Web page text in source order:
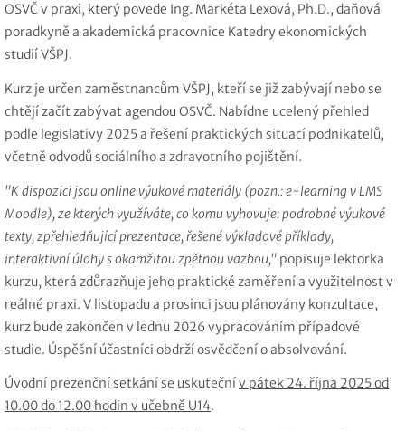
OSVČ v praxi, který povede Ing. Markéta Lexová, Ph.D., daňová
poradkyně a akademická pracovnice Katedry ekonomických
studií VŠPJ.
Kurz je určen zaměstnancům VŠPJ, kteří se již zabývají nebo se
chtějí začít zabývat agendou OSVČ. Nabídne ucelený přehled
podle legislativy 2025 a řešení praktických situací podnikatelů,
včetně odvodů sociálního a zdravotního pojištění.
"K dispozici jsou online výukové materiály (pozn.: e-learning v LMS
Moodle), ze kterých využíváte, co komu vyhovuje: podrobné výukové
texty, zpřehledňující prezentace, řešené výkladové příklady,
interaktivní úlohy s okamžitou zpětnou vazbou," popisuje lektorka
kurzu, která zdůrazňuje jeho praktické zaměření a využitelnost v
reálné praxi. V listopadu a prosinci jsou plánovány konzultace,
kurz bude zakončen v lednu 2026 vypracováním případové
studie. Úspěšní účastníci obdrží osvědčení o absolvování.
Úvodní prezenční setkání se uskuteční v pátek 24. října 2025 od
10.00 do 12.00 hodin v učebně U14.